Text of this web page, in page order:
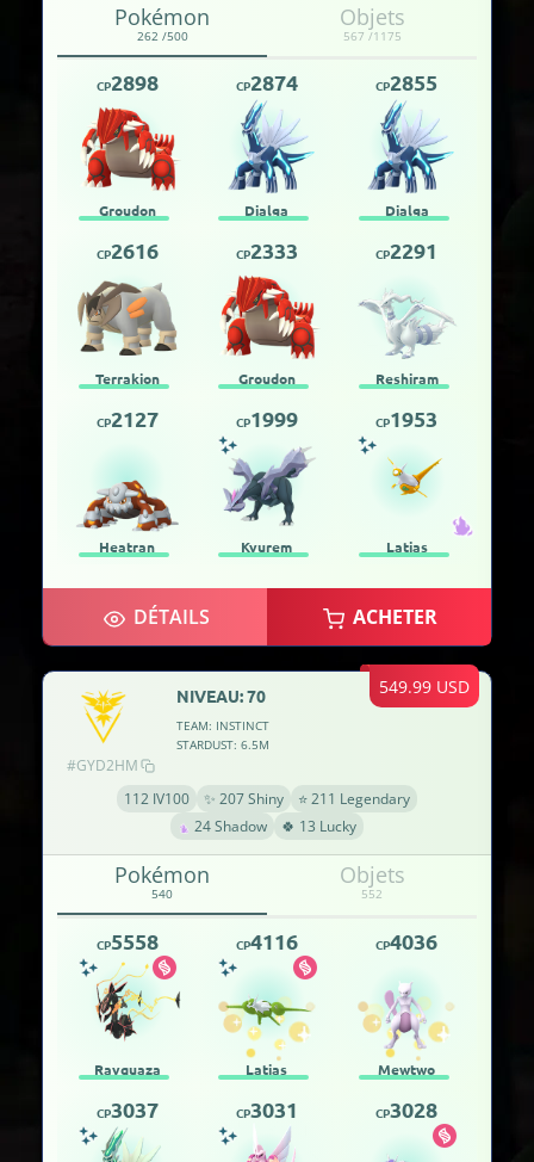
Pokémon
262 /500
Objets
567 /1175
CP2898
Groudon
CP2874
Dialga
CP2855
Dialga
CP2616
Terrakion
CP2333
Groudon
CP2291
Reshiram
CP2127
Heatran
CP1999
Kyurem
CP1953
Latias
DÉTAILS ACHETER
549.99 USD
#GYD2HM
NIVEAU: 70
TEAM: INSTINCT
STARDUST: 6.5M
112 IV100 ✨ 207 Shiny
⭐ 211 Legendary
24 Shadow
🍀 13 Lucky
Pokémon
540
Objets
552
CP5558
Rayquaza
CP4116
Latias
CP4036
Mewtwo
CP3037 CP3031 CP3028